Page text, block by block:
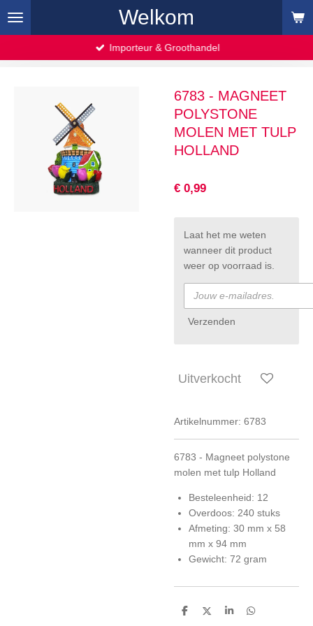
Ga
de
Welkom
Importeur & Groothandel
6783 - MAGNEET
POLYSTONE
MOLEN MET TULP
HOLLAND
€ 0,99
Laat het me weten
wanneer dit product
weer op voorraad is.
Verzenden
Uitverkocht
Artikelnummer: 6783
6783 - Magneet polystone
molen met tulp Holland
Besteleenheid: 12
Overdoos: 240 stuks
Afmeting: 30 mm x 58
mm x 94 mm
Gewicht: 72 gram
D
D
S
D